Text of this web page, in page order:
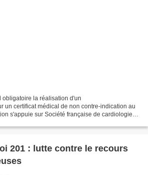
obligatoire la réalisation d'un
un certificat médical de non contre-indication au
s'appuie sur Société française de cardiologie
201 : lutte contre le recours